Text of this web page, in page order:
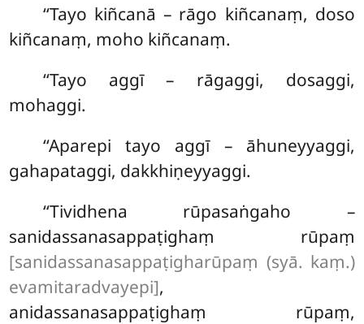
‘‘Tayo kiñcanā – rāgo kiñcanaṃ, doso
kiñcanaṃ, moho kiñcanaṃ.
‘‘Tayo aggī – rāgaggi, dosaggi,
mohaggi.
‘‘Aparepi tayo aggī – āhuneyyaggi,
gahapataggi, dakkhiṇeyyaggi.
‘‘Tividhena rūpasaṅgaho –
sanidassanasappaṭighaṃ rūpaṃ
[sanidassanasappaṭigharūpaṃ (syā. kaṃ.)
evamitaradvayepi],
anidassanasappaṭighaṃ rūpaṃ,